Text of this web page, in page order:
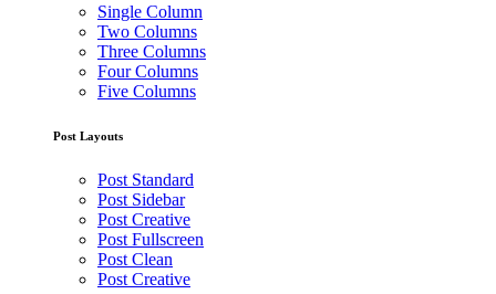
Single Column
Two Columns
Three Columns
Four Columns
Five Columns
Post Layouts
Post Standard
Post Sidebar
Post Creative
Post Fullscreen
Post Clean
Post Creative